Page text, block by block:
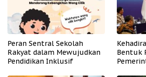
Peran Sentral Sekolah
Rakyat dalam Mewujudkan
Pendidikan Inklusif
Bentuk